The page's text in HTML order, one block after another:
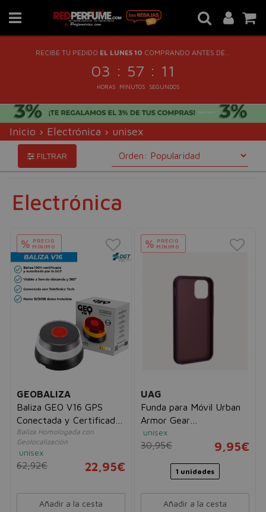
RECIBE TU PEDIDO EL LUNES 10 COMPRANDO ANTES DE...
03 : 57 : 11
HORAS MINUTOS SEGUNDOS
Inicio › Electrónica › unisex
FILTRAR
Electrónica
% PRECIO
MÍNIMO
GEOBALIZA
Baliza GEO V16 GPS
Conectada y Certificada
DGT
Baliza Homologada con
Geolocalización
unisex
62,92€ 22,95€
Añadir a la cesta
% PRECIO
MÍNIMO
UAG
Funda para Móvil Urban
Armor Gear
11234M314747 iPhone 12
Mini
unisex
30,95€ 9,95€
1 unidades
Añadir a la cesta